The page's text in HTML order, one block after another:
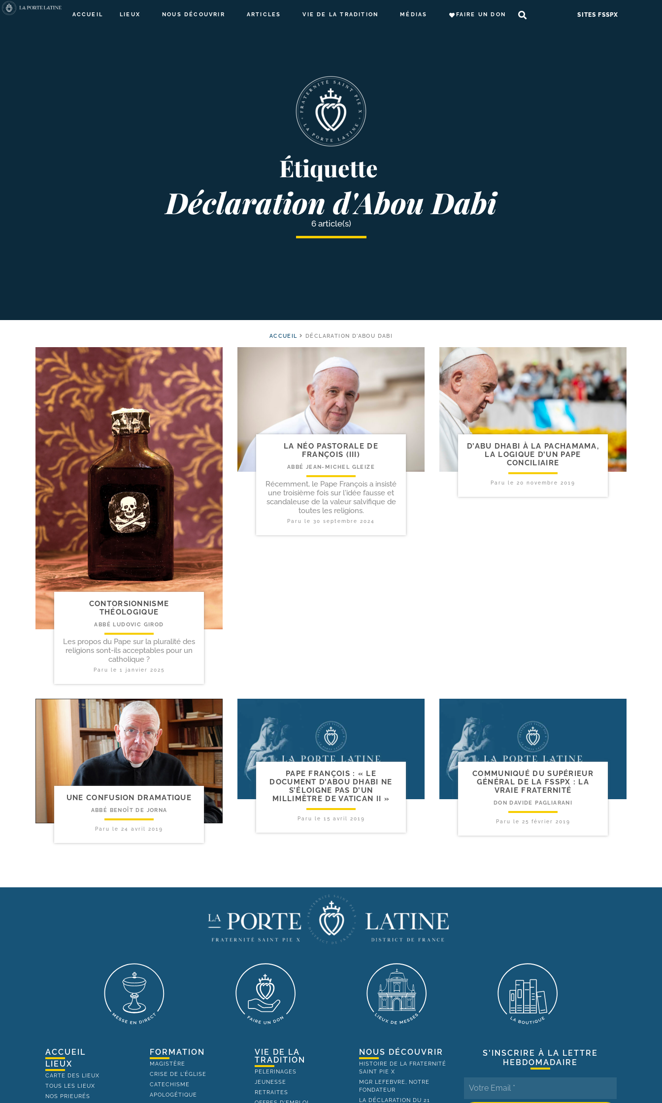
ACCUEIL LIEUX NOUS DÉCOUVRIR ARTICLES VIE DE LA TRADITION MÉDIAS FAIRE UN DON SITES FSSPX
Étiquette
Déclaration d'Abou Dabi
6 article(s)
ACCUEIL DÉCLARATION D'ABOU DABI
CONTORSIONNISME
THÉOLOGIQUE
ABBÉ LUDOVIC GIROD
Les propos du Pape sur la pluralité des
religions sont-ils acceptables pour un
catholique ?
Paru le 1 janvier 2025
LA NÉO PASTORALE DE
FRANÇOIS (III)
ABBÉ JEAN-MICHEL GLEIZE
Récemment, le Pape François a insisté
une troisième fois sur l'idée fausse et
scandaleuse de la valeur salvifique de
toutes les religions.
Paru le 30 septembre 2024
D’ABU DHABI À LA PACHAMAMA,
LA LOGIQUE D’UN PAPE
CONCILIAIRE
Paru le 20 novembre 2019
UNE CONFUSION DRAMATIQUE
ABBÉ BENOÎT DE JORNA
Paru le 24 avril 2019
PAPE FRANÇOIS : « LE
DOCUMENT D’ABOU DHABI NE
S’ÉLOIGNE PAS D’UN
MILLIMÈTRE DE VATICAN II »
Paru le 15 avril 2019
COMMUNIQUÉ DU SUPÉRIEUR
GÉNÉRAL DE LA FSSPX : LA
VRAIE FRATERNITÉ
DON DAVIDE PAGLIARANI
Paru le 25 février 2019
ACCUEIL
LIEUX
CARTE DES LIEUX
TOUS LES LIEUX
NOS PRIEURÉS
FORMATION
MAGISTÈRE
CRISE DE L'ÉGLISE
CATECHISME
APOLOGÉTIQUE
VIE DE LA
TRADITION
PELERINAGES
JEUNESSE
RETRAITES
NOUS DÉCOUVRIR
HISTOIRE DE LA FRATERNITÉ
SAINT PIE X
MGR LEFEBVRE, NOTRE
FONDATEUR
LA DÉCLARATION DU 21
S'INSCRIRE À LA LETTRE
HEBDOMADAIRE